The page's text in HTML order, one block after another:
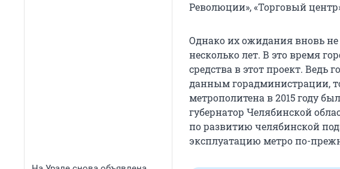
Революции», «Торговый
Однако их ожидания вновь не
несколько лет. В это время
средства в этот проект. Ведь
данным горадминистрации,
метрополитена в 2015 году
губернатор Челябинской
по развитию челябинской
эксплуатацию метро по-